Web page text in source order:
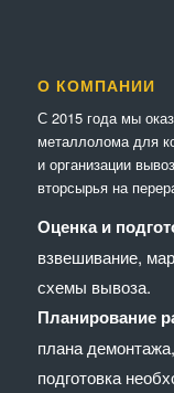
О КОМПАНИИ
С 2015 года мы
металлолома для
и организации
вторсырья на
Оценка и
взвешивание,
схемы вывоза.
Планирование
плана
подготовка